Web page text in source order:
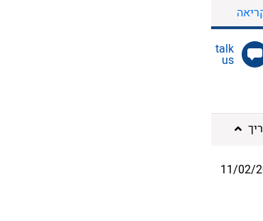
us
11/02/